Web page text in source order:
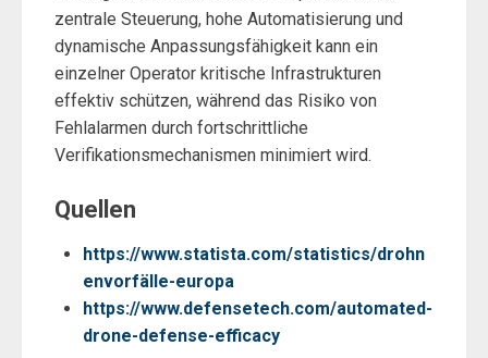
zentrale Steuerung, hohe Automatisierung und
dynamische Anpassungsfähigkeit kann ein
einzelner Operator kritische Infrastrukturen
effektiv schützen, während das Risiko von
Fehlalarmen durch fortschrittliche
Verifikationsmechanismen minimiert wird.
Quellen
https://www.statista.com/statistics/drohn
envorfälle-europa
https://www.defensetech.com/automated-
drone-defense-efficacy